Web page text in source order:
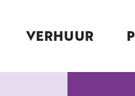
VERHUUR